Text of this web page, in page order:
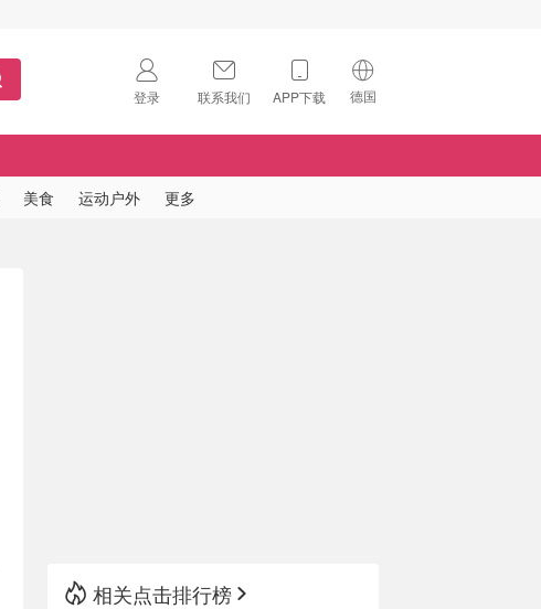
登录 联系我们 APP下载 德国
🇺🇸
美食 运动户外 更多
相关点击排行榜